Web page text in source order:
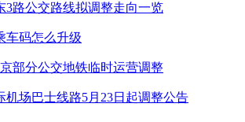
3路公交路线拟调整走向一览
车码怎么升级
部分公交地铁临时运营调整
机场巴士线路5月23日起调整公告